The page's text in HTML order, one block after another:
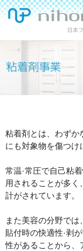
粘着剤とは、わずか
にも対象物を傷つけ
常温·常圧で自己粘
用されることが多く
計がされています。
また美容の分野では
貼付時の快適性·剥
性があることから、